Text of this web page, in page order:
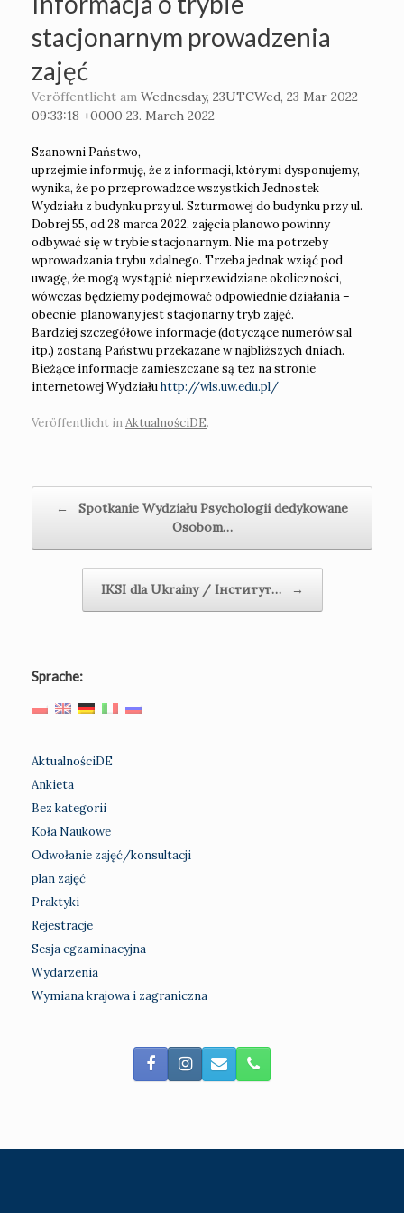
stacjonarnym prowadzenia
zajęć
Veröffentlicht am Wednesday, 23UTCWed, 23 Mar 2022
09:33:18 +0000 23. March 2022
Szanowni Państwo,
uprzejmie informuję, że z informacji, którymi dysponujemy,
wynika, że po przeprowadzce wszystkich Jednostek
Wydziału z budynku przy ul. Szturmowej do budynku przy ul.
Dobrej 55, od 28 marca 2022, zajęcia planowo powinny
odbywać się w trybie stacjonarnym. Nie ma potrzeby
wprowadzania trybu zdalnego. Trzeba jednak wziąć pod
uwagę, że mogą wystąpić nieprzewidziane okoliczności,
wówczas będziemy podejmować odpowiednie działania –
obecnie planowany jest stacjonarny tryb zajęć.
Bardziej szczegółowe informacje (dotyczące numerów sal
itp.) zostaną Państwu przekazane w najbliższych dniach.
Bieżące informacje zamieszczane są tez na stronie
internetowej Wydziałuhttp://wls.uw.edu.pl/
Veröffentlicht inAktualnościDE.
←
Spotkanie Wydziału Psychologii dedykowane
Osobom…
IKSI dla Ukrainy / Інститут… →
Sprache:
AktualnościDE
Ankieta
Bez kategorii
Koła Naukowe
Odwołanie zajęć/konsultacji
plan zajęć
Praktyki
Rejestracje
Sesja egzaminacyjna
Wydarzenia
Wymiana krajowa i zagraniczna